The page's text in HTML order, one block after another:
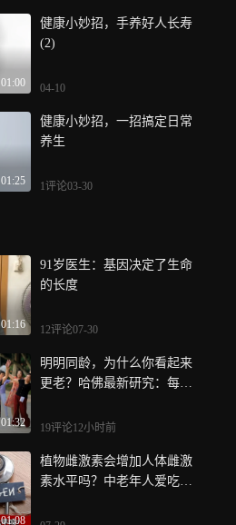
01:00
健康小妙招，手养好人长寿
(2)
04-10
01:25
健康小妙招，一招搞定日常
养生
1评论03-30
01:16
91岁医生：基因决定了生命
的长度
12评论07-30
01:32
明明同龄，为什么你看起来
更老？哈佛最新研究：每天
月，还能改善记忆
19评论12小时前
01:08
植物雌激素会增加人体雌激
素水平吗？中老年人爱吃豆